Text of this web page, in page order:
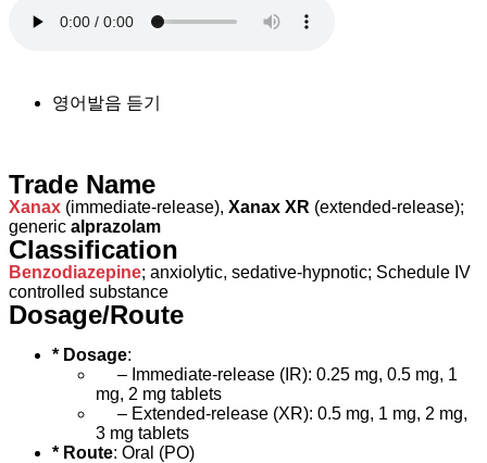
영어발음 듣기
Trade Name
Xanax (immediate-release), Xanax XR (extended-release);
generic alprazolam
Classification
Benzodiazepine; anxiolytic, sedative-hypnotic; Schedule IV
controlled substance
Dosage/Route
* Dosage:
– Immediate-release (IR): 0.25 mg, 0.5 mg, 1
mg, 2 mg tablets
– Extended-release (XR): 0.5 mg, 1 mg, 2 mg,
3 mg tablets
* Route: Oral (PO)